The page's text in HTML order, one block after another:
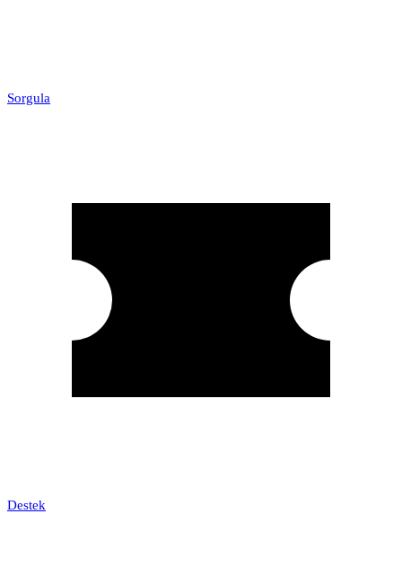
Sorgula
Destek